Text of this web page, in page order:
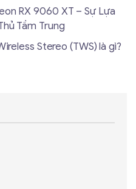
RX 9060 XT – Sự Lựa
Tầm Trung
Stereo (TWS) là gì?